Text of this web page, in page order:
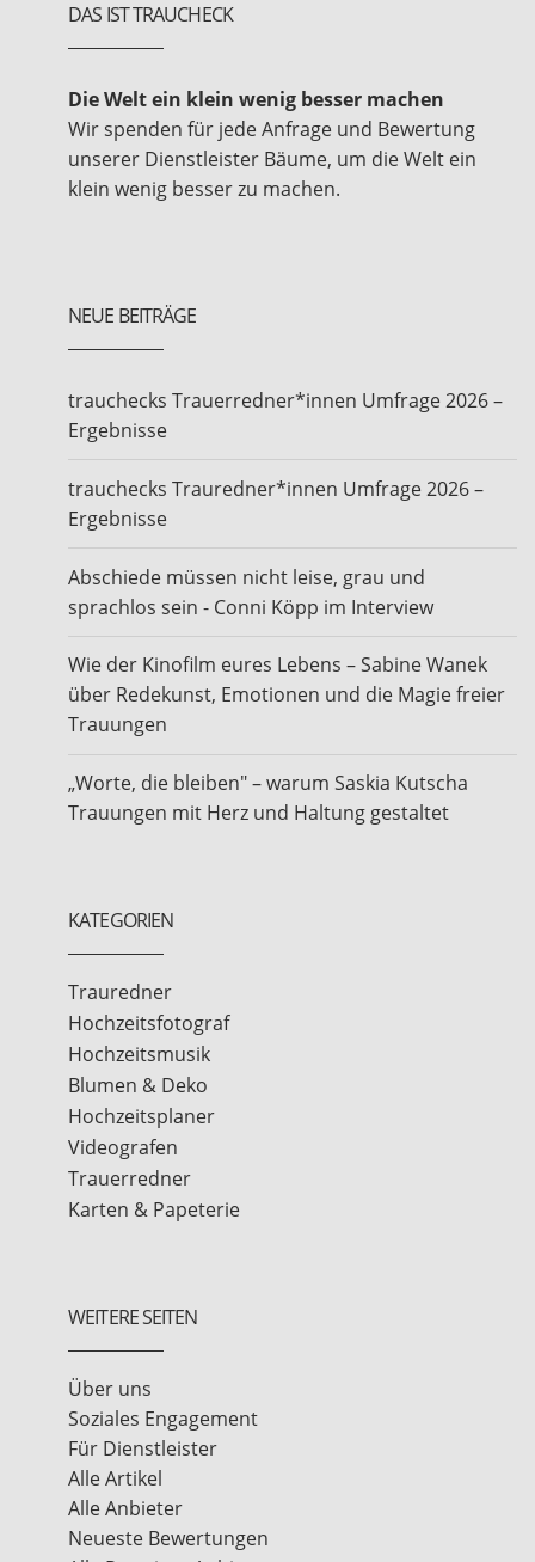
DAS IST TRAUCHECK
Die Welt ein klein wenig besser machen
Wir spenden für jede Anfrage und Bewertung
unserer Dienstleister Bäume, um die Welt ein
klein wenig besser zu machen.
NEUE BEITRÄGE
trauchecks Trauerredner*innen Umfrage 2026 –
Ergebnisse
trauchecks Trauredner*innen Umfrage 2026 –
Ergebnisse
Abschiede müssen nicht leise, grau und
sprachlos sein - Conni Köpp im Interview
Wie der Kinofilm eures Lebens – Sabine Wanek
über Redekunst, Emotionen und die Magie freier
Trauungen
„Worte, die bleiben" – warum Saskia Kutscha
Trauungen mit Herz und Haltung gestaltet
KATEGORIEN
Trauredner
Hochzeitsfotograf
Hochzeitsmusik
Blumen & Deko
Hochzeitsplaner
Videografen
Trauerredner
Karten & Papeterie
WEITERE SEITEN
Über uns
Soziales Engagement
Für Dienstleister
Alle Artikel
Alle Anbieter
Neueste Bewertungen